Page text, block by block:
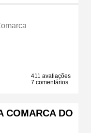
411 avaliações
7 comentários
COMARCA DO